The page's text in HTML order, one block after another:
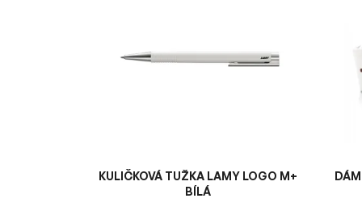
KULIČKOVÁ TUŽKA LAMY LOGO M+
BÍLÁ